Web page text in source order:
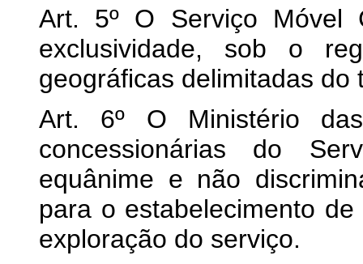
Art. 5º O Serviço Móvel
exclusividade, sob o
geográficas delimitadas do
Art. 6º O Ministério
concessionárias do
equânime e não
para o estabelecimento
exploração do serviço.